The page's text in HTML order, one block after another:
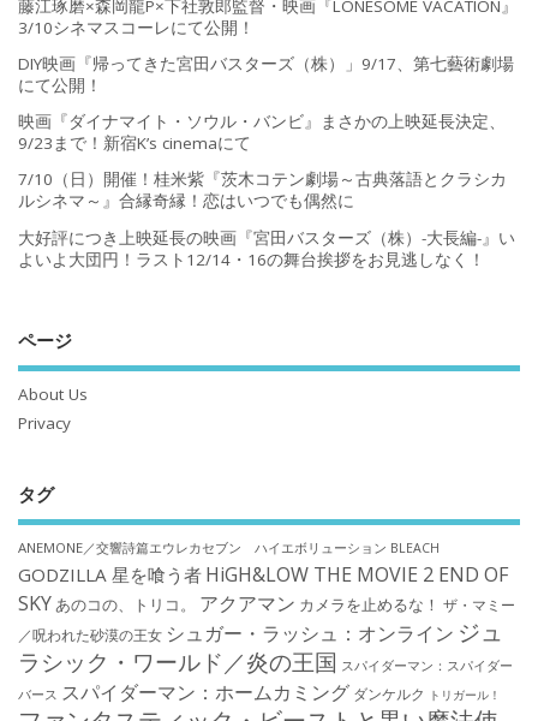
藤江琢磨×森岡龍P×下社敦郎監督・映画『LONESOME VACATION』
3/10シネマスコーレにて公開！
DIY映画『帰ってきた宮田バスターズ（株）」9/17、第七藝術劇場
にて公開！
映画『ダイナマイト・ソウル・バンビ』まさかの上映延長決定、
9/23まで！新宿K’s cinemaにて
7/10（日）開催！桂米紫『茨木コテン劇場～古典落語とクラシカ
ルシネマ～』合縁奇縁！恋はいつでも偶然に
大好評につき上映延長の映画『宮田バスターズ（株）-大長編-』い
よいよ大団円！ラスト12/14・16の舞台挨拶をお見逃しなく！
ページ
About Us
Privacy
タグ
ANEMONE／交響詩篇エウレカセブン ハイエボリューション BLEACH
GODZILLA 星を喰う者 HiGH&LOW THE MOVIE 2 END OF
SKYあのコの、トリコ。 アクアマン カメラを止めるな！ ザ・マミー
／呪われた砂漠の王女 シュガー・ラッシュ：オンライン ジュ
ラシック・ワールド／炎の王国 スパイダーマン：スパイダー
バース スパイダーマン：ホームカミング ダンケルク トリガール！